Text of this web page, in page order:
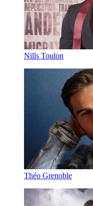
Nills Toulon
Théo Grenoble